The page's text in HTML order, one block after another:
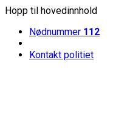
Hopp til hovedinnhold
Nødnummer 112
Kontakt politiet